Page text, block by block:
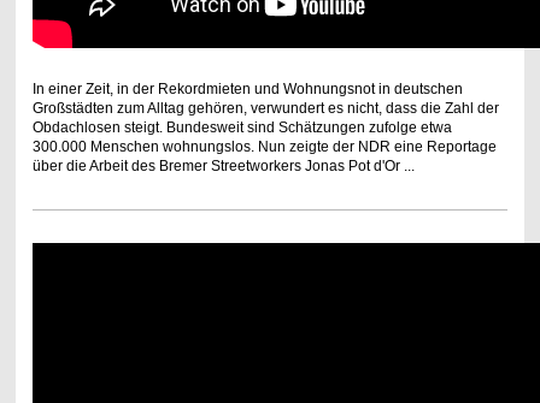
In einer Zeit, in der Rekordmieten und Wohnungsnot in deutschen
Großstädten zum Alltag gehören, verwundert es nicht, dass die Zahl der
Obdachlosen steigt. Bundesweit sind Schätzungen zufolge etwa
300.000 Menschen wohnungslos. Nun zeigte der NDR eine Reportage
über die Arbeit des Bremer Streetworkers Jonas Pot d'Or ...